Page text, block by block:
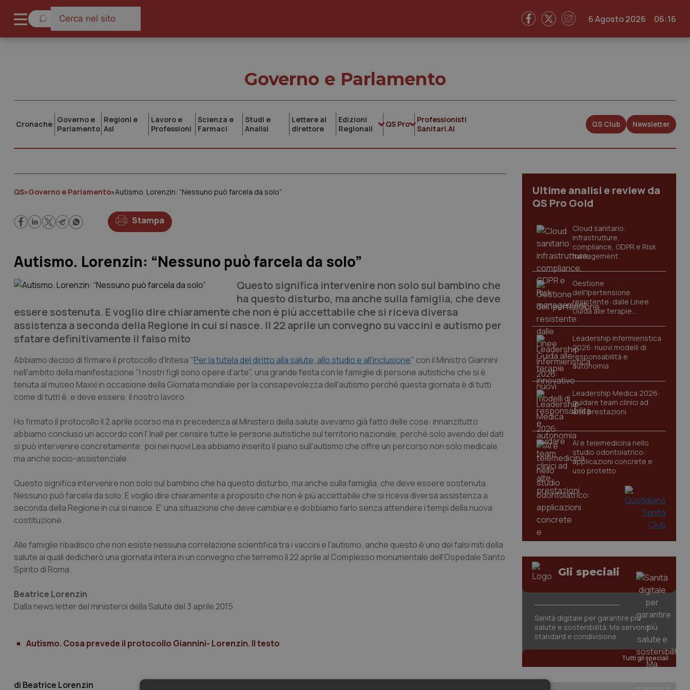
6 Agosto 2026 06:16
Governo e Parlamento
Cronache Governo e
Parlamento
Regioni e
Asl
Lavoro e
Professioni
Scienza e
Farmaci
Studi e
Analisi
Lettere al
direttore
Edizioni
Regionali
QS Pro
Professionisti
Sanitari.AI
QS Club Newsletter
QS»Governo e Parlamento»Autismo. Lorenzin: “Nessuno può farcela da solo”
Stampa
Autismo. Lorenzin: “Nessuno può farcela da solo”
Questo significa intervenire non solo sul bambino che
ha questo disturbo, ma anche sulla famiglia, che deve
essere sostenuta. E voglio dire chiaramente che non è più accettabile che si riceva diversa
assistenza a seconda della Regione in cui si nasce. Il 22 aprile un convegno su vaccini e autismo per
sfatare definitivamente il falso mito
Abbiamo deciso di firmare il protocollo d'Intesa "Per la tutela del diritto alla salute, allo studio e all'inclusione" con il Ministro Giannini
nell'ambito della manifestazione "I nostri figli sono opere d'arte", una grande festa con le famiglie di persone autistiche che si è
tenuta al museo Maxxi in occasione della Giornata mondiale per la consapevolezza dell'autismo perché questa giornata è di tutti
come di tutti è, e deve essere, il nostro lavoro.
Ho firmato il protocollo il 2 aprile scorso ma in precedenza al Ministero della salute avevamo già fatto delle cose: innanzitutto
abbiamo concluso un accordo con l' Inail per censire tutte le persone autistiche sul territorio nazionale, perché solo avendo dei dati
si può intervenire concretamente; poi nei nuovi Lea abbiamo inserito il piano sull'autismo che offre un percorso non solo medicale
ma anche socio-assistenziale.
Questo significa intervenire non solo sul bambino che ha questo disturbo, ma anche sulla famiglia, che deve essere sostenuta.
Nessuno può farcela da solo. E voglio dire chiaramente a proposito che non è più accettabile che si riceva diversa assistenza a
seconda della Regione in cui si nasce. E' una situazione che deve cambiare e dobbiamo farlo senza attendere i tempi della nuova
costituzione.
Alle famiglie ribadisco che non esiste nessuna correlazione scientifica tra i vaccini e l'autismo, anche questo è uno dei falsi miti della
salute ai quali dedicherò una giornata intera in un convegno che terremo il 22 aprile al Complesso monumentale dell'Ospedale Santo
Spirito di Roma.
Beatrice Lorenzin
Dalla news letter del ministeroi della Salute del 3 aprile 2015
Autismo. Cosa prevede il protocollo Giannini- Lorenzin. Il testo
Beatrice Lorenzin
Ultime analisi e review da
QS Pro Gold
Cloud sanitario:
infrastrutture,
compliance, GDPR e Risk
management
Gestione
dell'Ipertensione
resistente: dalle Linee
Guida alle terapie
innovative
Leadership Infermieristica
2026: nuovi modelli di
responsabilità e
autonomia
Leadership Medica 2026:
guidare team clinici ad
alte prestazioni
AI e telemedicina nello
studio odontoiatrico:
applicazioni concrete e
uso protetto
Gli speciali
Sanità digitale per garantire più
salute e sostenibilità. Ma servono
standard e condivisione
Tutti gli speciali